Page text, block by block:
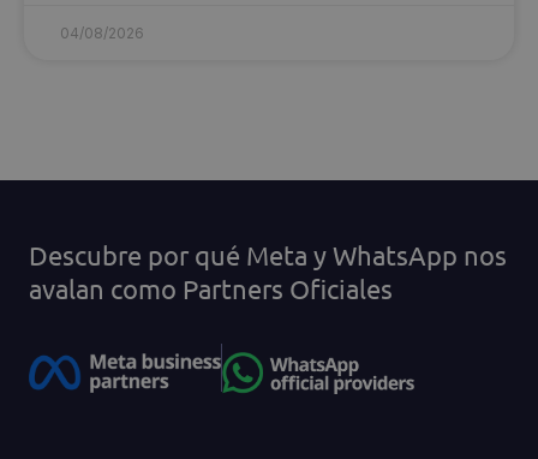
04/08/2026
Descubre por qué Meta y WhatsApp nos
avalan como Partners Oficiales